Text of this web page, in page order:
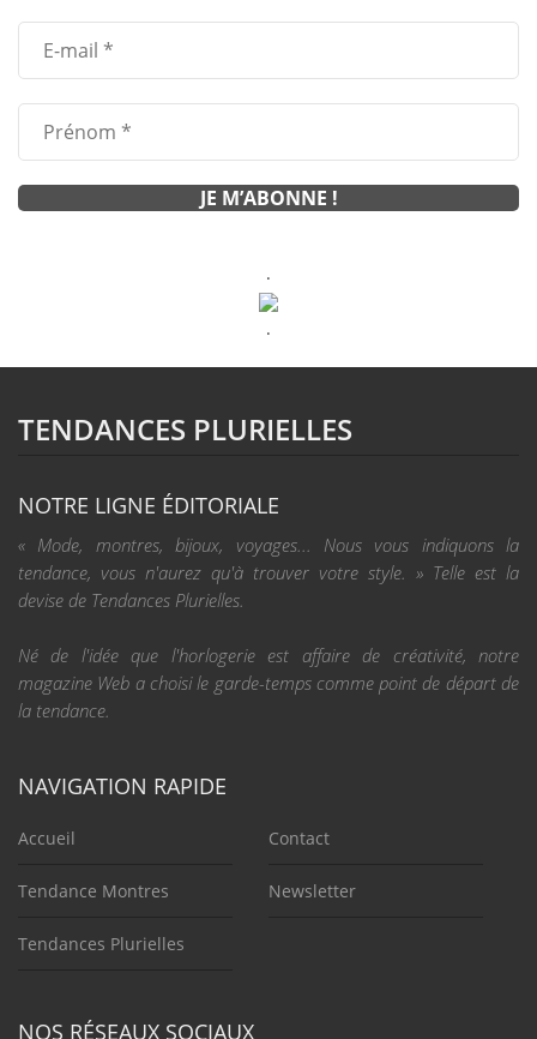
.
.
TENDANCES PLURIELLES
NOTRE LIGNE ÉDITORIALE
« Mode, montres, bijoux, voyages... Nous vous indiquons la
tendance, vous n'aurez qu'à trouver votre style. » Telle est la
devise de Tendances Plurielles.
Né de l'idée que l'horlogerie est affaire de créativité, notre
magazine Web a choisi le garde-temps comme point de départ de
la tendance.
NAVIGATION RAPIDE
Accueil
Tendance Montres
Tendances Plurielles
Contact
Newsletter
NOS RÉSEAUX SOCIAUX